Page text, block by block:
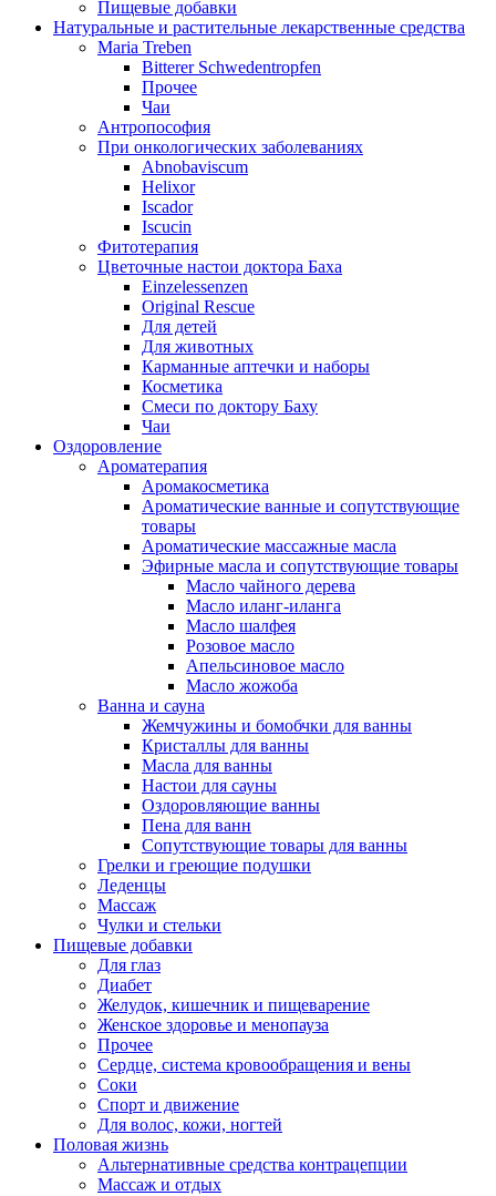
Пищевые добавки
Натуральные и растительные лекарственные средства
Maria Treben
Bitterer Schwedentropfen
Прочее
Чаи
Антропософия
При онкологических заболеваниях
Abnobaviscum
Helixor
Iscador
Iscucin
Фитотерапия
Цветочные настои доктора Баха
Einzelessenzen
Original Rescue
Для детей
Для животных
Карманные аптечки и наборы
Косметика
Смеси по доктору Баху
Чаи
Оздоровление
Ароматерапия
Аромакосметика
Ароматические ванные и сопутствующие
товары
Ароматические массажные масла
Эфирные масла и сопутствующие товары
Масло чайного дерева
Масло иланг-иланга
Масло шалфея
Розовое масло
Апельсиновое масло
Масло жожоба
Ванна и сауна
Жемчужины и бомобчки для ванны
Кристаллы для ванны
Масла для ванны
Настои для сауны
Оздоровляющие ванны
Пена для ванн
Сопутствующие товары для ванны
Грелки и греющие подушки
Леденцы
Массаж
Чулки и стельки
Пищевые добавки
Для глаз
Диабет
Желудок, кишечник и пищеварение
Женское здоровье и менопауза
Прочее
Сердце, система кровообращения и вены
Соки
Спорт и движение
Для волос, кожи, ногтей
Половая жизнь
Альтернативные средства контрацепции
Массаж и отдых